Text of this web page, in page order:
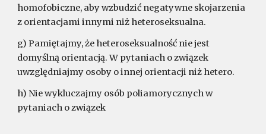
homofobiczne, aby wzbudzić negatywne skojarzenia
z orientacjami innymi niż heteroseksualna.
g) Pamiętajmy, że heteroseksualność nie jest
domyślną orientacją. W pytaniach o związek
uwzględniajmy osoby o innej orientacji niż hetero.
h) Nie wykluczajmy osób poliamorycznych w
pytaniach o związek